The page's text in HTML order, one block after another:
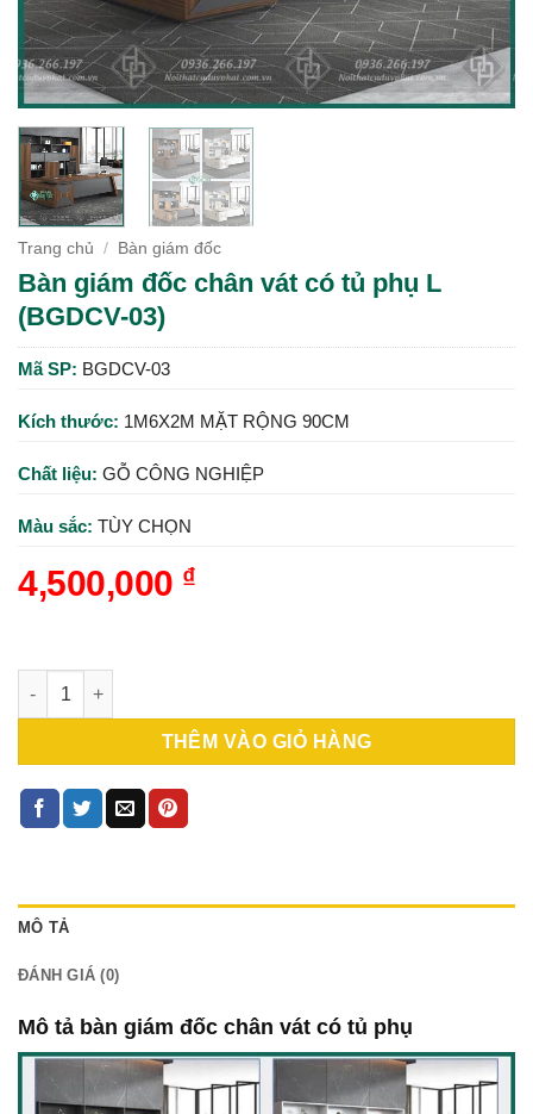
Trang chủ / Bàn giám đốc
Bàn giám đốc chân vát có tủ phụ L
(BGDCV-03)
Mã SP: BGDCV-03
Kích thước: 1M6X2M MẶT RỘNG 90CM
Chất liệu: GỖ CÔNG NGHIỆP
Màu sắc: TÙY CHỌN
4,500,000 ₫
Bàn giám đốc chân vát có tủ phụ L (BGDCV-03) số lượng
THÊM VÀO GIỎ HÀNG
MÔ TẢ
ĐÁNH GIÁ (0)
Mô tả bàn giám đốc chân vát có tủ phụ